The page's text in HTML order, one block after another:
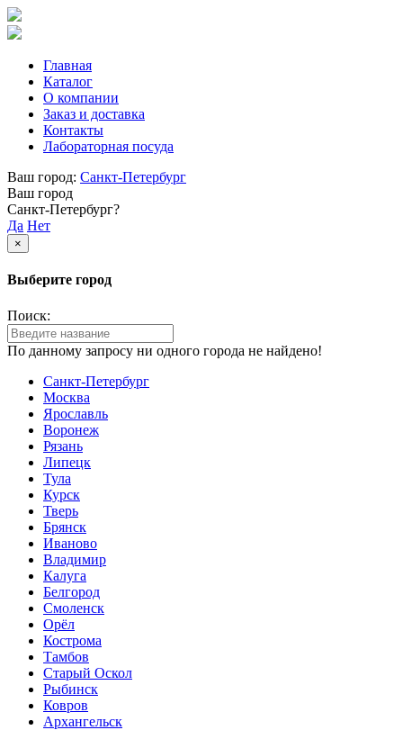
Главная
Каталог
О компании
Заказ и доставка
Контакты
Лабораторная посуда
Ваш город: Санкт-Петербург
Ваш город
Санкт-Петербург?
Да Нет
×
Выберите город
Поиск:
По данному запросу ни одного города не найдено!
Санкт-Петербург
Москва
Ярославль
Воронеж
Рязань
Липецк
Тула
Курск
Тверь
Брянск
Иваново
Владимир
Калуга
Белгород
Смоленск
Орёл
Кострома
Тамбов
Старый Оскол
Рыбинск
Ковров
Архангельск